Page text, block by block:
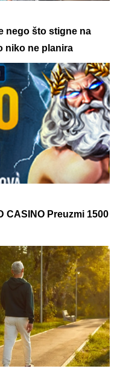
nego što stigne na
niko ne planira
CASINO Preuzmi 1500